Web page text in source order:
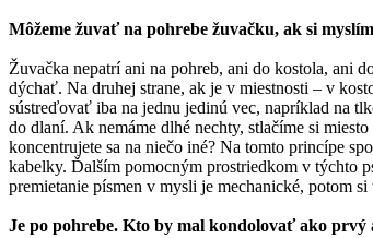
Môžeme žuvať na pohrebe žuvačku, ak si
Žuvačka nepatrí ani na pohreb, ani do kostola, ani
dýchať. Na druhej strane, ak je v miestnosti – v
sústreďovať iba na jednu jedinú vec, napríklad na
do dlaní. Ak nemáme dlhé nechty, stlačíme si
koncentrujete sa na niečo iné? Na tomto princípe
kabelky. Ďalším pomocným prostriedkom v týchto
premietanie písmen v mysli je mechanické, potom
Je po pohrebe. Kto by mal kondolovať ako prvý